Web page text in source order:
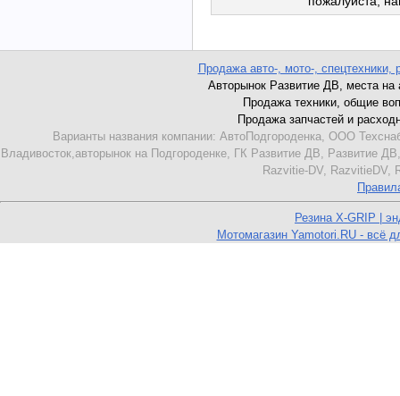
Продажа авто-, мото-, спецтехники,
Авторынок Развитие ДВ, места на
Продажа техники, общие
Продажа запчастей и
Варианты названия компании: АвтоПодгороденка, ООО
Владивосток,авторынок на Подгороденке, ГК Развитие ДВ,
Razvitie-DV, RazvitieDV,
Резина X-GRIP |
Мотомагазин Yamotori.RU - всё